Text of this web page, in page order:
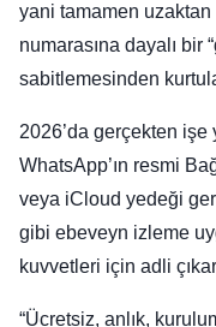
yani tamamen uzaktan
numarasına dayalı bir
sabitlemesinden
2026’da gerçekten işe
WhatsApp’ın resmi
veya iCloud yedeği
gibi ebeveyn izleme
kuvvetleri için adli
“Ücretsiz, anlık,